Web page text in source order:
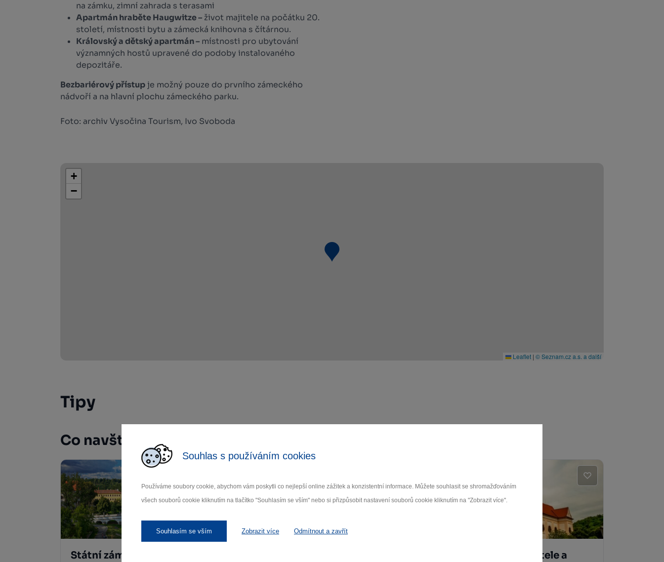
Souhlas s používáním cookies
Používáme soubory cookie, abychom vám poskytli co nejlepší online zážitek a konzistentní informace. Můžete souhlasit se shromažďováním
všech souborů cookie kliknutím na tlačítko "Souhlasím se vším" nebo si přizpůsobit nastavení souborů cookie kliknutím na "Zobrazit více".
Souhlasím se vším Zobrazit více Odmítnout a zavřít
na zámku, zimní zahrada s terasami
Apartmán hraběte Haugwitze – život majitele na počátku 20.
století, místnosti bytu a zámecká knihovna s čítárnou.
Královský a dětský apartmán – místnosti pro ubytování
významných hostů upravené do podoby instalovaného
depozitáře.
Bezbariérový přístup je možný pouze do prvního zámeckého
nádvoří a na hlavní plochu zámeckého parku.
Foto: archiv Vysočina Tourism, Ivo Svoboda
+
−
Leaflet | © Seznam.cz a.s. a další
Tipy
Co navštívit
Státní zámek Náměšť nad
Kostel sv. Jana Křtitele a